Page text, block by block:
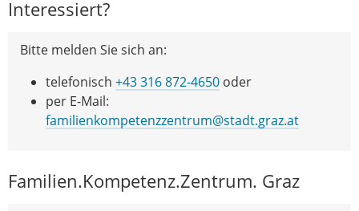
Interessiert?
Bitte melden Sie sich an:
telefonisch +43 316 872-4650 oder
per E-Mail:
familienkompetenzzentrum@stadt.graz.at
Familien.Kompetenz.Zentrum. Graz